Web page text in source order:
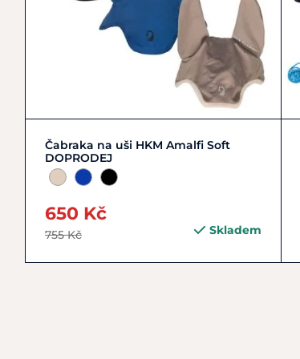
Zobrazit detail
Čabraka na uši HKM Amalfi Soft
DOPRODEJ
650 Kč
755 Kč Skladem